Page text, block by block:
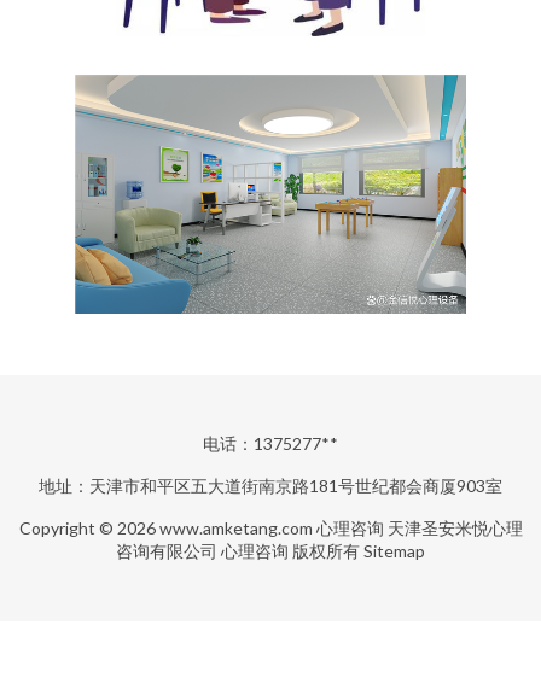
电话：1375277**
地址：天津市和平区五大道街南京路181号世纪都会商厦903室
Copyright © 2026www.amketang.com 心理咨询 天津圣安米悦心理
咨询有限公司 心理咨询 版权所有Sitemap